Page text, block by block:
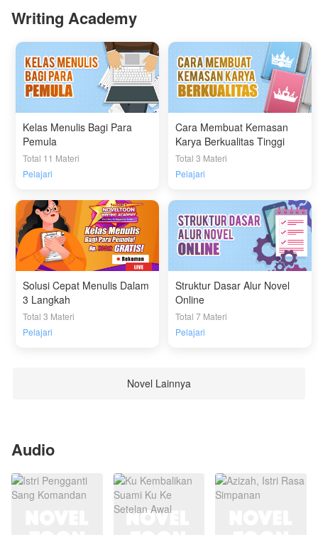
Writing Academy
Kelas Menulis Bagi Para
Pemula
Total 11 Materi
Pelajari
Cara Membuat Kemasan
Karya Berkualitas Tinggi
Total 3 Materi
Pelajari
Solusi Cepat Menulis Dalam
3 Langkah
Total 3 Materi
Pelajari
Struktur Dasar Alur Novel
Online
Total 7 Materi
Pelajari
Novel Lainnya
Audio